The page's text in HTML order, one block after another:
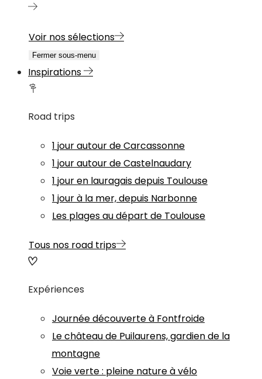
Voir nos sélections
Fermer sous-menu
Inspirations
Road trips
1 jour autour de Carcassonne
1 jour autour de Castelnaudary
1 jour en lauragais depuis Toulouse
1 jour à la mer, depuis Narbonne
Les plages au départ de Toulouse
Tous nos road trips
Expériences
Journée découverte à Fontfroide
Le château de Puilaurens, gardien de la
montagne
Voie verte : pleine nature à vélo